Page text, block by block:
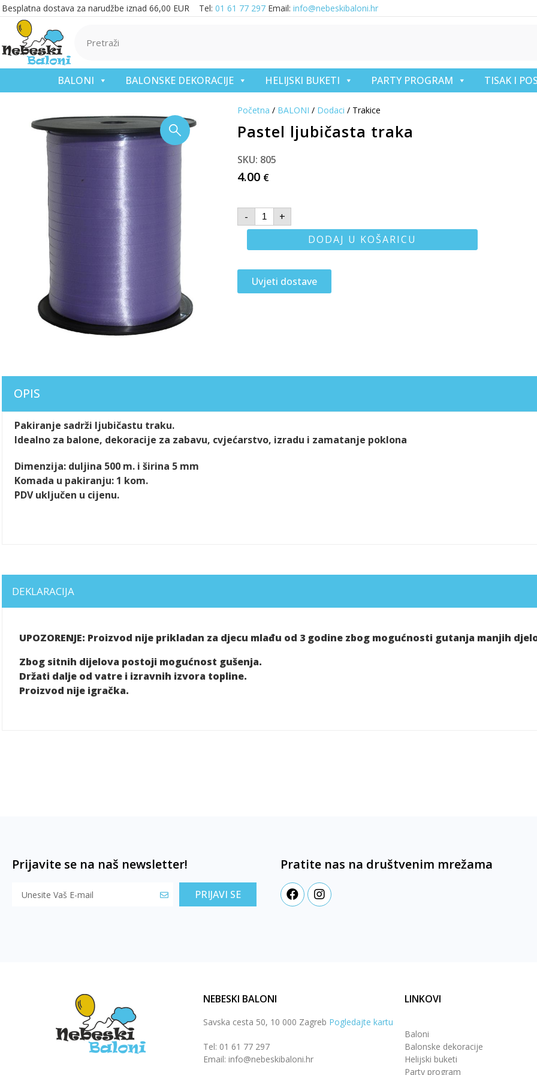
Besplatna dostava za narudžbe iznad 66,00 EUR Tel: 01 61 77 297 Email: info@nebeskibaloni.hr
BALONI BALONSKE DEKORACIJE HELIJSKI BUKETI PARTY PROGRAM TISAK I
Početna / BALONI / Dodaci / Trakice
Pastel ljubičasta traka
SKU: 805
4.00 €
-
+
DODAJ U KOŠARICU
Uvjeti dostave
OPIS
Pakiranje sadrži ljubičastu traku.
Idealno za balone, dekoracije za zabavu, cvjećarstvo, izradu i zamatanje poklona
Dimenzija: duljina 500 m. i širina 5 mm
Komada u pakiranju: 1 kom.
PDV uključen u cijenu.
DEKLARACIJA
UPOZORENJE: Proizvod nije prikladan za djecu mlađu od 3 godine zbog mogućnosti gutanja manjih
Zbog sitnih dijelova postoji mogućnost gušenja.
Držati dalje od vatre i izravnih izvora topline.
Proizvod nije igračka.
Prijavite se na naš newsletter!
PRIJAVI SE
Pratite nas na društvenim mrežama
NEBESKI BALONI
Savska cesta 50, 10 000 Zagreb Pogledajte kartu
Tel: 01 61 77 297
Email: info@nebeskibaloni.hr
LINKOVI
Baloni
Balonske dekoracije
Helijski buketi
Party program